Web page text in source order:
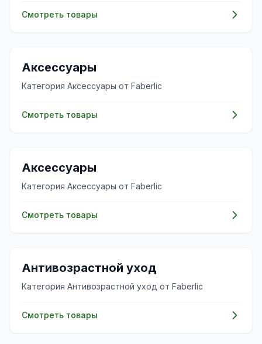
Смотреть товары
✨
Аксессуары
Категория Аксессуары от Faberlic
Смотреть товары
✨
Аксессуары
Категория Аксессуары от Faberlic
Смотреть товары
🧴
Антивозрастной уход
Категория Антивозрастной уход от Faberlic
Смотреть товары